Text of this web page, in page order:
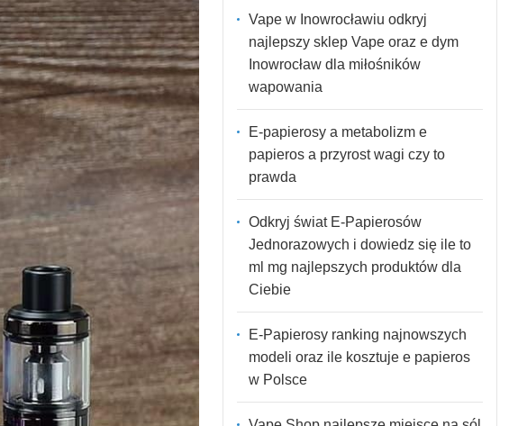
Vape w Inowrocławiu odkryj
najlepszy sklep Vape oraz e dym
Inowrocław dla miłośników
wapowania
E-papierosy a metabolizm e
papieros a przyrost wagi czy to
prawda
Odkryj świat E-Papierosów
Jednorazowych i dowiedz się ile to
ml mg najlepszych produktów dla
Ciebie
E-Papierosy ranking najnowszych
modeli oraz ile kosztuje e papieros
w Polsce